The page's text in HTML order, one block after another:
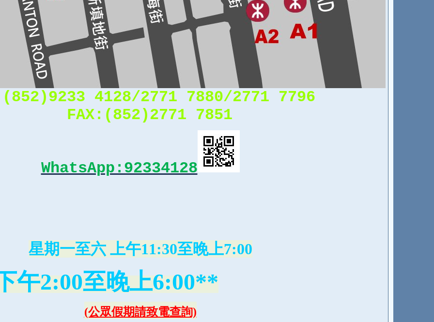
9233 4128/2771 7880/2771 7796
FAX:(852)2771 7851
WhatsApp:92334128
星期一至六 上午11:30至晚上7:00
午2:00至晚上6:00**
(公眾假期請致電查詢)